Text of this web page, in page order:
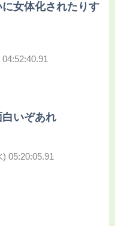
女体化されたりす
いぞあれ
05:20:05.91